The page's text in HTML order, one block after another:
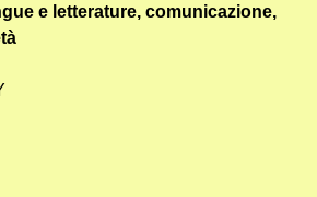
e letterature, comunicazione,